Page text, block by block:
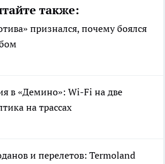
также:
признался, почему боялся
в «Демино»: Wi-Fi на две
на трассах
и перелетов: Termoland